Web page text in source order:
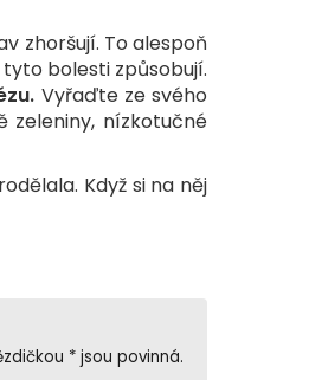
zhoršují. To alespoň
bolesti způsobují.
Vyřaďte ze svého
zeleniny, nízkotučné
Když si na něj
* jsou povinná.